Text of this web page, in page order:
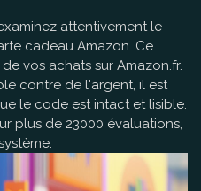
attentivement le
cadeau Amazon. Ce
vos achats sur Amazon.fr.
contre de l'argent, il est
le code est intact et lisible.
plus de 23000 évaluations,